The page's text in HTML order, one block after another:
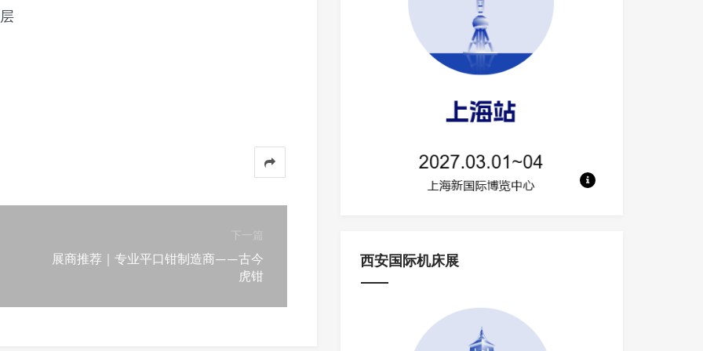
下一篇
展商推荐｜专业平口钳制造商——古今
虎钳
地点：上海新国际博览中心 规
西安国际机床展